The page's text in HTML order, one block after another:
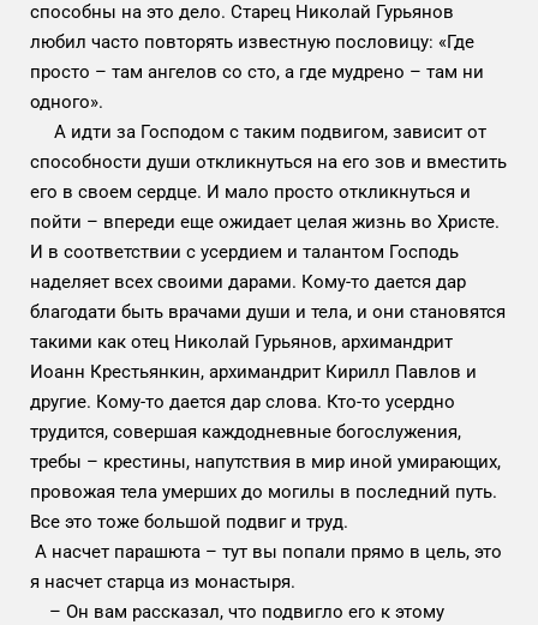
способны на это дело. Старец Николай Гурьянов
любил часто повторять известную пословицу: «Где
просто – там ангелов со сто, а где мудрено – там ни
одного».
А идти за Господом с таким подвигом, зависит от
способности души откликнуться на его зов и вместить
его в своем сердце. И мало просто откликнуться и
пойти – впереди еще ожидает целая жизнь во Христе.
И в соответствии с усердием и талантом Господь
наделяет всех своими дарами. Кому-то дается дар
благодати быть врачами души и тела, и они становятся
такими как отец Николай Гурьянов, архимандрит
Иоанн Крестьянкин, архимандрит Кирилл Павлов и
другие. Кому-то дается дар слова. Кто-то усердно
трудится, совершая каждодневные богослужения,
требы – крестины, напутствия в мир иной умирающих,
провожая тела умерших до могилы в последний путь.
Все это тоже большой подвиг и труд.
А насчет парашюта – тут вы попали прямо в цель, это
я насчет старца из монастыря.
– Он вам рассказал, что подвигло его к этому